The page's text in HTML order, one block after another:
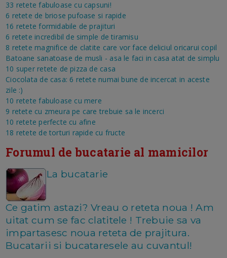
33 retete fabuloase cu capsuni!
6 retete de briose pufoase si rapide
16 retete formidabile de prajituri
6 retete incredibil de simple de tiramisu
8 retete magnifice de clatite care vor face deliciul oricarui copil
Batoane sanatoase de musli - asa le faci in casa atat de simplu
10 super retete de pizza de casa
Ciocolata de casa: 6 retete numai bune de incercat in aceste
zile :)
10 retete fabuloase cu mere
9 retete cu zmeura pe care trebuie sa le incerci
10 retete perfecte cu afine
18 retete de torturi rapide cu fructe
Forumul de bucatarie al mamicilor
La bucatarie
Ce gatim astazi? Vreau o reteta noua ! Am
uitat cum se fac clatitele ! Trebuie sa va
impartasesc noua reteta de prajitura.
Bucatarii si bucataresele au cuvantul!